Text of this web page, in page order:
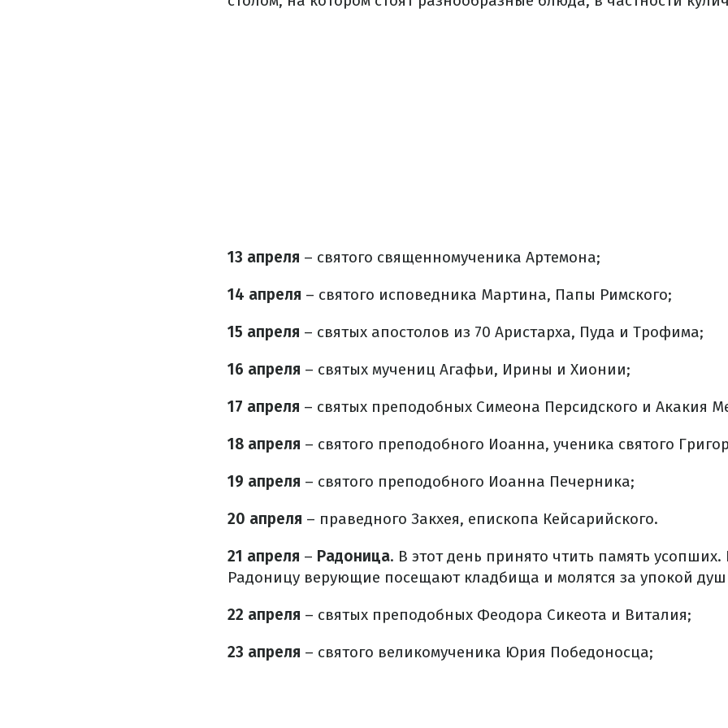
13 апреля – святого священномученика Артемона;
14 апреля – святого исповедника Мартина, Папы Римского;
15 апреля – святых апостолов из 70 Аристарха, Пуда и Трофима;
16 апреля – святых мучениц Агафьи, Ирины и Хионии;
17 апреля – святых преподобных Симеона Персидского и Акакия
18 апреля – святого преподобного Иоанна, ученика святого
19 апреля – святого преподобного Иоанна Печерника;
20 апреля – праведного Закхея, епископа Кейсарийского.
21 апреля – Радоница. В этот день принято чтить память усопших.
Радоницу верующие посещают кладбища и молятся за упокой
22 апреля – святых преподобных Феодора Сикеота и Виталия;
23 апреля – святого великомученика Юрия Победоносца;